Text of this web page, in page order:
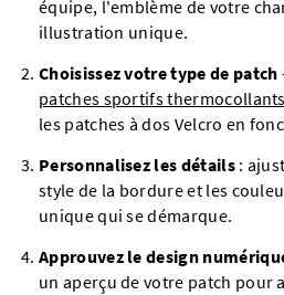
équipe, l'emblème de votre
illustration unique.
Choisissez votre type de patch
patches sportifs thermocollants
les patches à dos Velcro en
Personnalisez les détails :
style de la bordure et les
unique qui se démarque.
Approuvez le design
un aperçu de votre patch pour